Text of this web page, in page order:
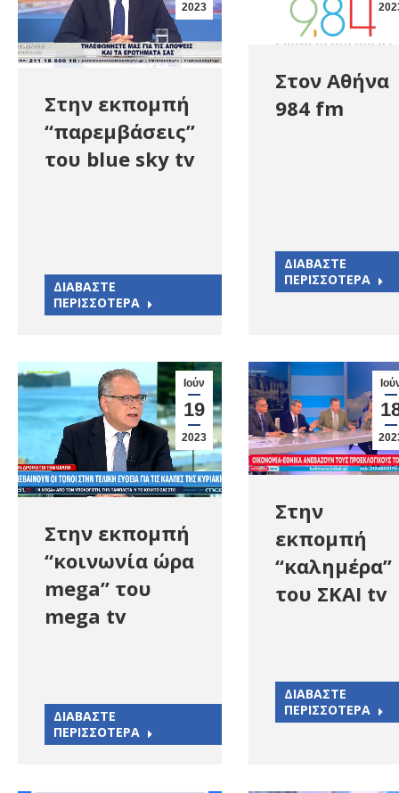
2023
Στην εκπομπή
“παρεμβάσεις”
του blue sky tv
ΔΙΑΒΑΣΤΕ
ΠΕΡΙΣΣΟΤΕΡΑ
Στον Αθήνα
984 fm
ΔΙΑΒΑΣΤΕ
ΠΕΡΙΣΣΟΤΕΡΑ
Ιούν
19
2023
Στην εκπομπή
“κοινωνία ώρα
mega” του
mega tv
ΔΙΑΒΑΣΤΕ
ΠΕΡΙΣΣΟΤΕΡΑ
Στην
εκπομπή
“καλημέρα”
του ΣΚΑΙ tv
ΔΙΑΒΑΣΤΕ
ΠΕΡΙΣΣΟΤΕΡΑ